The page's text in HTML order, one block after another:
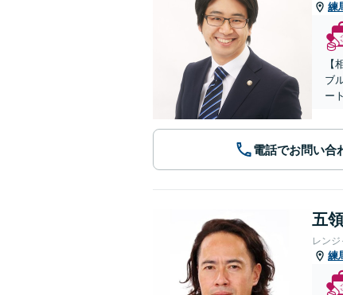
練
【
ブ
ー
電話でお問い合
五
レン
練